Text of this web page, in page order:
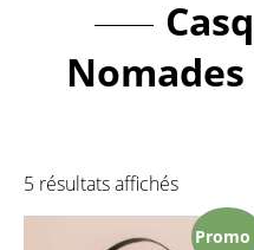
5 résultats affichés
Promo